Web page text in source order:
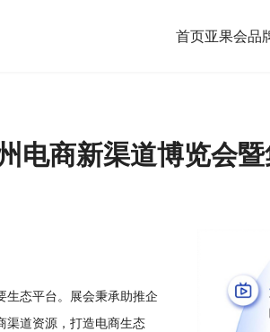
首页亚果会品
电商新渠道博览会
生态平台。展会秉承助推企
渠道资源，打造电商生态